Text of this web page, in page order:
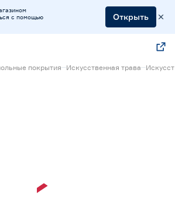
с помощью
Открыть
покрытия Искусственная трава